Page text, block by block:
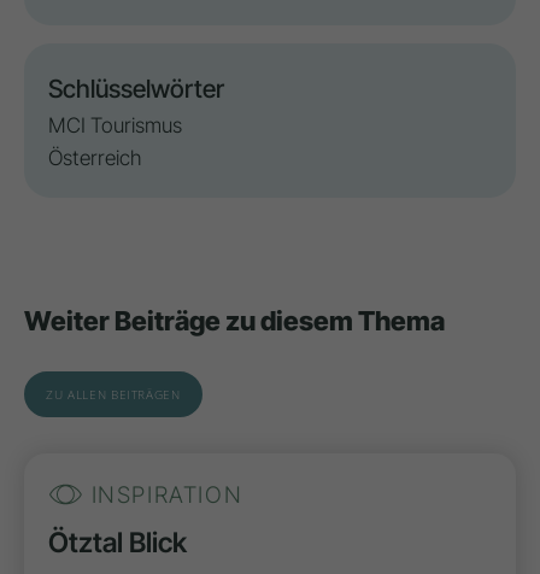
Schlüsselwörter
MCI Tourismus
Österreich
Weiter Beiträge zu diesem Thema
ZU ALLEN BEITRÄGEN
INSPIRATION
Ötztal Blick